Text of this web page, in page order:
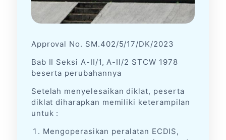
Pendaftaran Online
Approval No. SM.402/5/17/DK/2023
Bab II Seksi A-II/1, A-II/2 STCW 1978
beserta perubahannya
Setelah menyelesaikan diklat, peserta
diklat diharapkan memiliki keterampilan
untuk :
Mengoperasikan peralatan ECDIS,